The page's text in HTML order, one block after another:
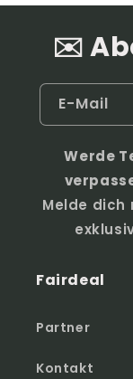
✉️
E-Mail
Werde
Melde dich
Fairdeal
Partner
Kontakt